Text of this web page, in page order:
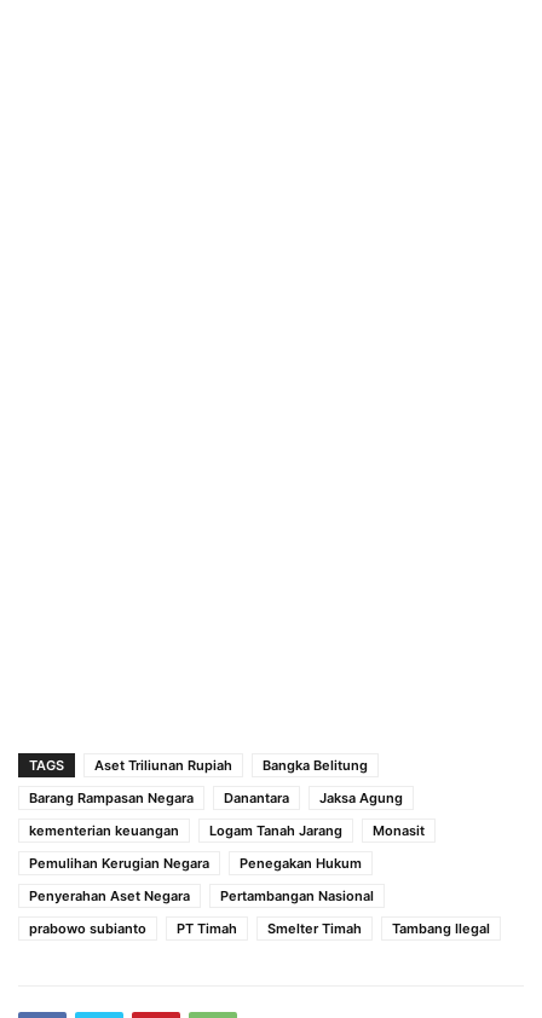
TAGS Aset Triliunan Rupiah
Bangka Belitung
Barang Rampasan Negara
Danantara
Jaksa Agung
kementerian keuangan
Logam Tanah Jarang
Monasit
Pemulihan Kerugian Negara
Penegakan Hukum
Penyerahan Aset Negara
Pertambangan Nasional
prabowo subianto
PT Timah Smelter Timah Tambang Ilegal